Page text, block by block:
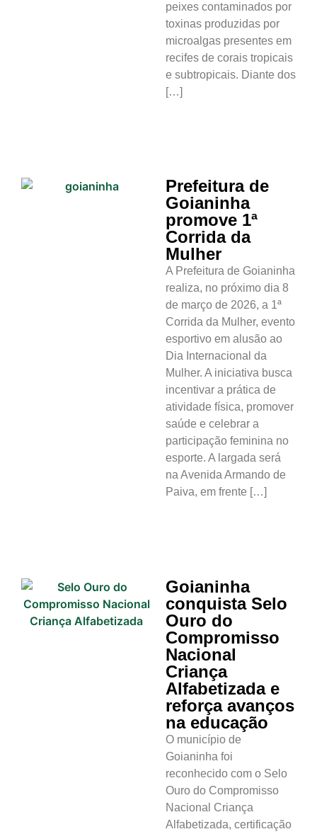
peixes contaminados por
toxinas produzidas por
microalgas presentes em
recifes de corais tropicais
e subtropicais. Diante dos
[…]
Prefeitura de
Goianinha
promove 1ª
Corrida da
Mulher
A Prefeitura de Goianinha
realiza, no próximo dia 8
de março de 2026, a 1ª
Corrida da Mulher, evento
esportivo em alusão ao
Dia Internacional da
Mulher. A iniciativa busca
incentivar a prática de
atividade física, promover
saúde e celebrar a
participação feminina no
esporte. A largada será
na Avenida Armando de
Paiva, em frente […]
Goianinha
conquista Selo
Ouro do
Compromisso
Nacional
Criança
Alfabetizada e
reforça avanços
na educação
O município de
Goianinha foi
reconhecido com o Selo
Ouro do Compromisso
Nacional Criança
Alfabetizada, certificação